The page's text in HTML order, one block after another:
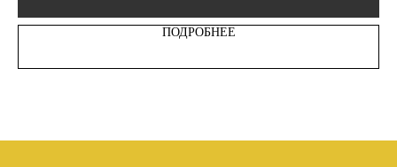
ПОДРОБНЕЕ